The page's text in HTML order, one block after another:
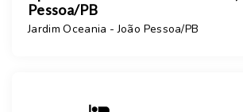
Pessoa/PB
Jardim Oceania - João Pessoa/PB